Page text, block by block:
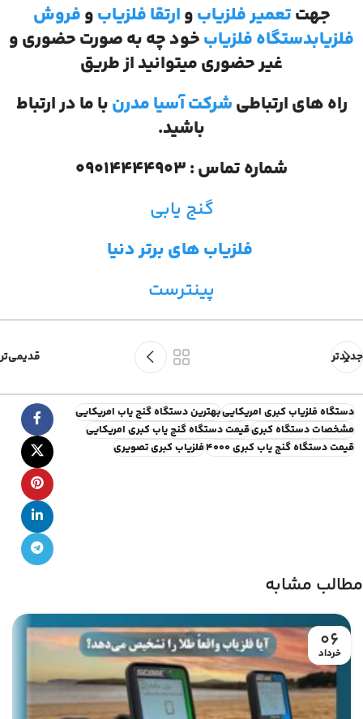
جهتتعمیر فلزیابوارتقا فلزیابوفروش
فلزیابدستگاه فلزیابخود چه به صورت حضوری و
غیر حضوری میتوانید از طریق
راه های ارتباطیشرکت آسیا مدرنبا ما در ارتباط
باشید.
شماره تماس : 09014444903
گنج یابی
فلزیاب های برتر دنیا
پینترست
جدیدتر قدیمی‌تر
دستگاه فلزیاب کبری امریکاییبهترین دستگاه گنج یاب امریکایی
مشخصات دستگاه کبریقیمت دستگاه گنج یاب کبری امریکایی
قیمت دستگاه گنج یاب کبری ۴۰۰۰
فلزیاب کبری تصویری
مطالب مشابه
06
خرداد